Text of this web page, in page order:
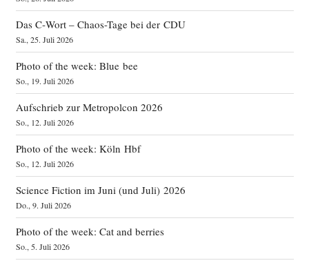
Das C‑Wort – Chaos-Tage bei der CDU
Sa., 25. Juli 2026
Photo of the week: Blue bee
So., 19. Juli 2026
Aufschrieb zur Metropolcon 2026
So., 12. Juli 2026
Photo of the week: Köln Hbf
So., 12. Juli 2026
Science Fiction im Juni (und Juli) 2026
Do., 9. Juli 2026
Photo of the week: Cat and berries
So., 5. Juli 2026